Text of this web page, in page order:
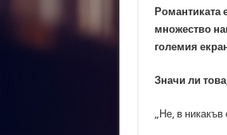
Романтиката
множество
големия
Значи ли
„Не, в